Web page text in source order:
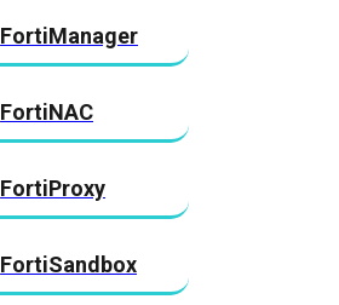
FortiManager
FortiNAC
FortiProxy
FortiSandbox